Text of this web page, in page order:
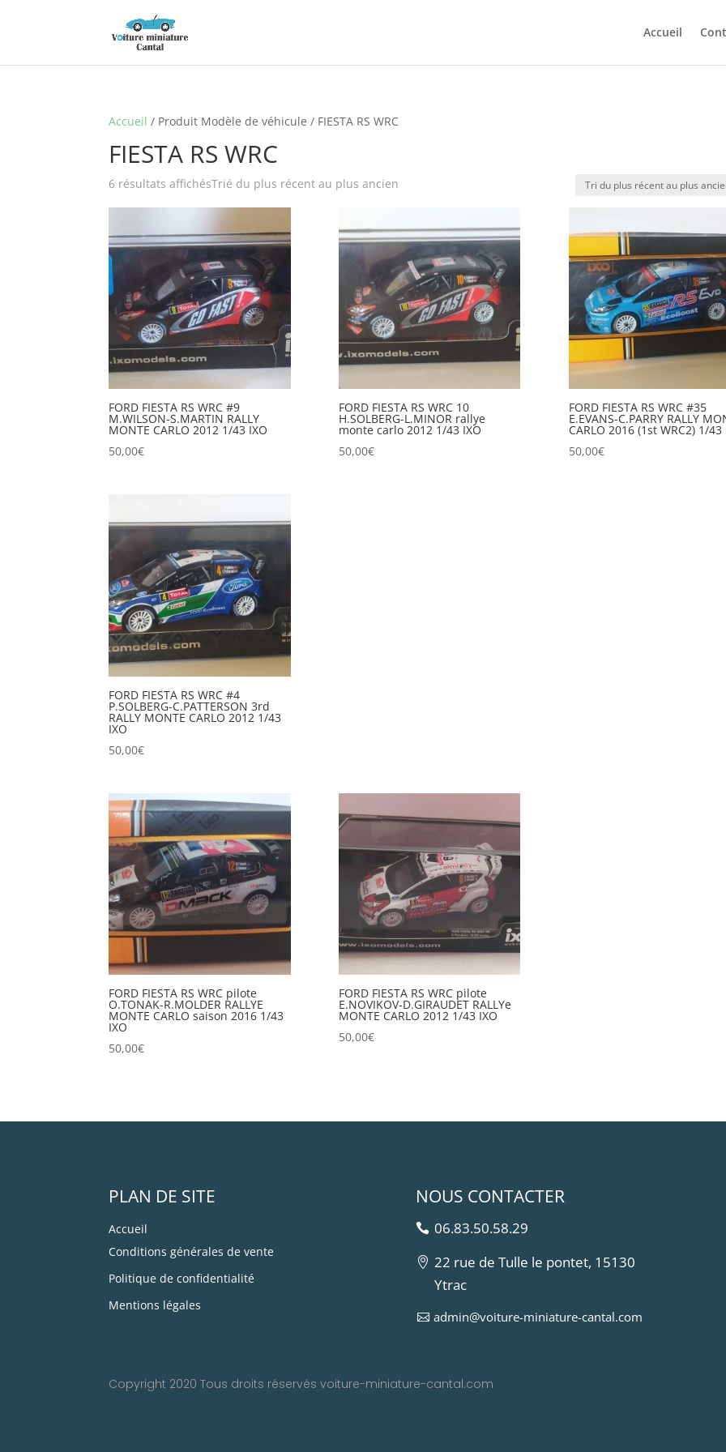
Accueil
Accueil / Produit Modèle de véhicule / FIESTA RS WRC
FIESTA RS WRC
6 résultats affichésTrié du plus récent au plus ancien
FORD FIESTA RS WRC #9
M.WILSON-S.MARTIN RALLY
MONTE CARLO 2012 1/43 IXO
50,00€
FORD FIESTA RS WRC 10
H.SOLBERG-L.MINOR rallye
monte carlo 2012 1/43 IXO
50,00€
FORD FIESTA RS WRC #35
E.EVANS-C.PARRY RALLY
CARLO 2016 (1st WRC2) 1/43
50,00€
FORD FIESTA RS WRC #4
P.SOLBERG-C.PATTERSON 3rd
RALLY MONTE CARLO 2012 1/43
IXO
50,00€
FORD FIESTA RS WRC pilote
O.TONAK-R.MOLDER RALLYE
MONTE CARLO saison 2016 1/43
IXO
50,00€
FORD FIESTA RS WRC pilote
E.NOVIKOV-D.GIRAUDET RALLYe
MONTE CARLO 2012 1/43 IXO
50,00€
PLAN DE SITE
Accueil
Conditions générales de vente
Politique de confidentialité
Mentions légales
NOUS CONTACTER
06.83.50.58.29
22 rue de Tulle le pontet, 15130
Ytrac
admin@voiture-miniature-cantal.com
Copyright 2020 Tous droits réservés voiture-miniature-cantal.com